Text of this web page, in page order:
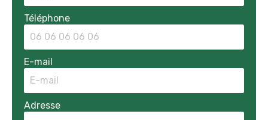
Téléphone
E-mail
Adresse